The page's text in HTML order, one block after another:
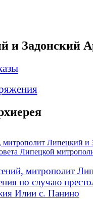
и Задонский
Липецкий и
Липецкой
митрополит
по случаю
Илии с. Панино